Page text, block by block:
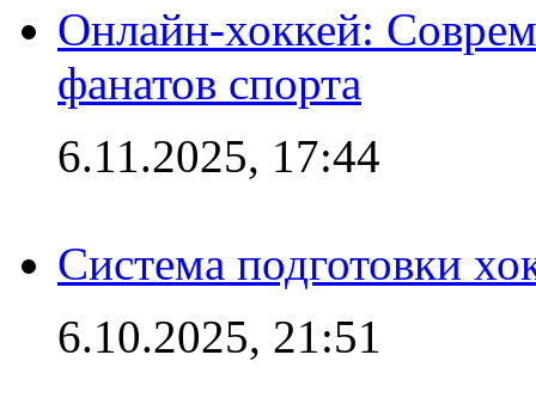
Онлайн-хоккей:
фанатов спорта
6.11.2025, 17:44
Система подготовки
6.10.2025, 21:51